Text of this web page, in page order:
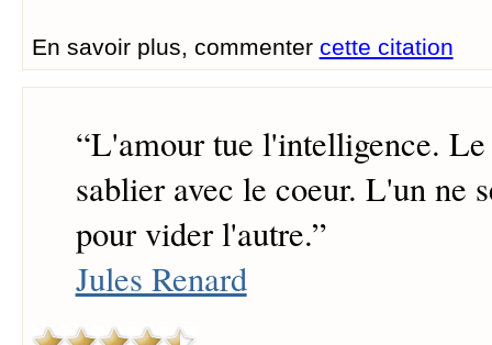
En savoir plus, commenter cette citation
“L'amour tue l'intelligence.
sablier avec le coeur. L'un ne
pour vider l'autre.”
Jules Renard